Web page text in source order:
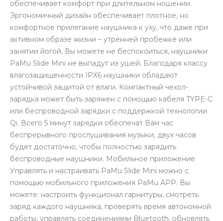
обеспечивает комфорт при длительном ношении.
Эргономичный дизайн обеспечивает плотное, но
комфортное прилегание наушника к уху, что даже при
активном образе жизни – утренней пробежке или
занятии йогой, Вы можете не беспокоиться, наушники
PaMu Slide Mini не выпадут из ушей. Благодаря классу
влагозащищенности IPX6 наушники обладают
устойчивой защитой от влаги. Компактный чехол-
зарядка может быть заряжен с помощью кабеля TYPE-C
или беспроводной зарядки с поддержкой технологии
Qi. Всего 5 минут зарядки обеспечат Вам час
беспрерывного прослушивания музыки, двух часов
будет достаточно, чтобы полностью зарядить
беспроводные наушники. Мобильное приложение
Управлять и настраивать PaMu Slide Mini можно с
помощью мобильного приложения PaMu APP. Вы
можете: настроить функционал гарнитуры, смотреть
заряд каждого наушника, проверять время автономной
работы, управлять соединениями Bluetooth, обновлять